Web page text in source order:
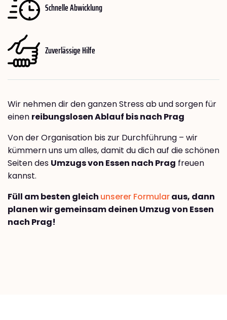
Schnelle Abwicklung
Zuverlässige Hilfe
Wir nehmen dir den ganzen Stress ab und sorgen für
einen reibungslosen Ablauf bis nach Prag
Von der Organisation bis zur Durchführung – wir
kümmern uns um alles, damit du dich auf die schönen
Seiten des Umzugs von Essen nach Prag freuen
kannst.
Füll am besten gleich unserer Formularaus, dann
planen wir gemeinsam deinen Umzug von Essen
nach Prag!